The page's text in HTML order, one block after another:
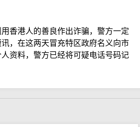
香港人的善良作出诈骗，警方一定
，在这两天冒充特区政府名义向市
资料，警方已经将可疑电话号码记